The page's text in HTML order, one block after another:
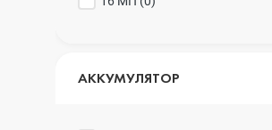
АККУМУЛЯТОР